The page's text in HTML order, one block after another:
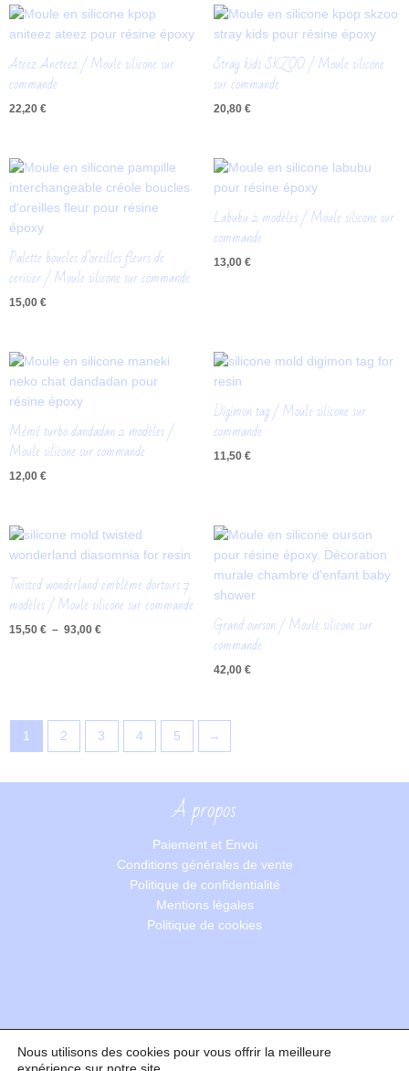
Ateez Aneteez / Moule silicone sur
commande
22,20 €
Stray kids SKZOO / Moule silicone
sur commande
20,80 €
Palette boucles d’oreilles fleurs de
cerisier / Moule silicone sur commande
15,00 €
Labubu 2 modèles / Moule silicone sur
commande
13,00 €
Mémé turbo dandadan 2 modèles /
Moule silicone sur commande
12,00 €
Digimon tag / Moule silicone sur
commande
11,50 €
Twisted wonderland emblème dortoirs 7
modèles / Moule silicone sur commande
15,50 € – 93,00 €
Plage
prix :
15,50 €
à
93,00 €
Grand ourson / Moule silicone sur
commande
42,00 €
1 2 3 4 5 →
A propos
Paiement et Envoi
Conditions générales de vente
Politique de confidentialité
Mentions légales
Politique de cookies
Recherche
Nous utilisons des cookies pour vous offrir la meilleure